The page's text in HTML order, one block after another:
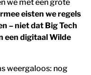
we met een grote
eisten we regels
– niet dat Big Tech
een digitaal Wilde
weergaloos: nog